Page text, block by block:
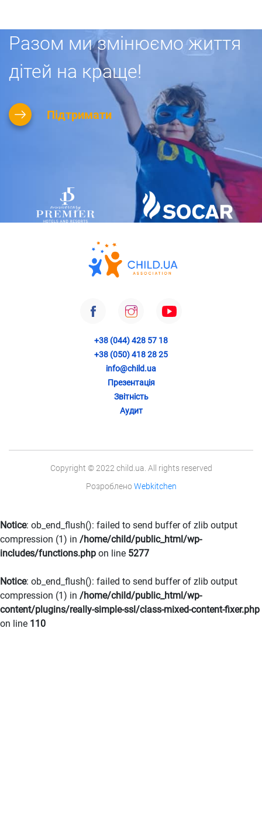
Разом ми змінюємо життя
дітей на краще!
Підтримати
+38 (044) 428 57 18
+38 (050) 418 28 25
info@child.ua
Презентація
Звітність
Аудит
Copyright © 2022 child.ua. All rights reserved
Розроблено Webkitchen
Notice: ob_end_flush(): failed to send buffer of zlib output
compression (1) in /home/child/public_html/wp-
includes/functions.php on line 5277
Notice: ob_end_flush(): failed to send buffer of zlib output
compression (1) in /home/child/public_html/wp-
content/plugins/really-simple-ssl/class-mixed-content-fixer.php
on line 110